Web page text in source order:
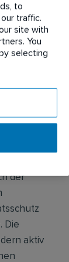
und
der
Die
aktiv
to
traffic.
site with
You
selecting